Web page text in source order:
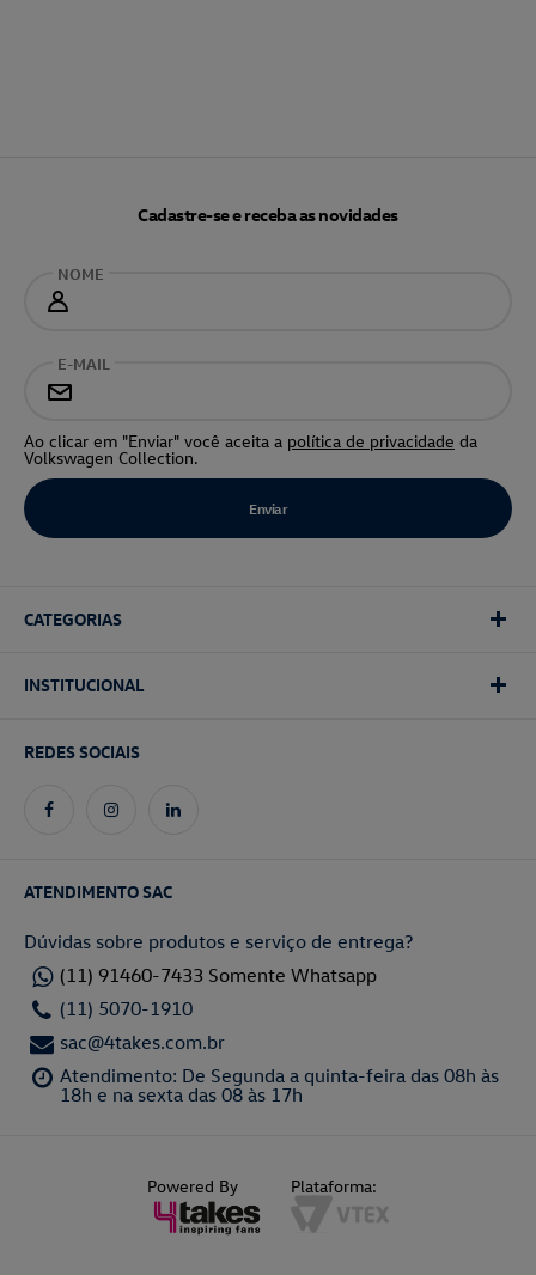
Cadastre-se e receba as novidades
NOME
E-MAIL
Ao clicar em "Enviar" você aceita a política de privacidade da
Volkswagen Collection.
CATEGORIAS
INSTITUCIONAL
REDES SOCIAIS
ATENDIMENTO SAC
Dúvidas sobre produtos e serviço de entrega?
(11) 91460-7433 Somente Whatsapp
(11) 5070-1910
sac@4takes.com.br
Atendimento: De Segunda a quinta-feira das 08h às
18h e na sexta das 08 às 17h
Powered By Plataforma: